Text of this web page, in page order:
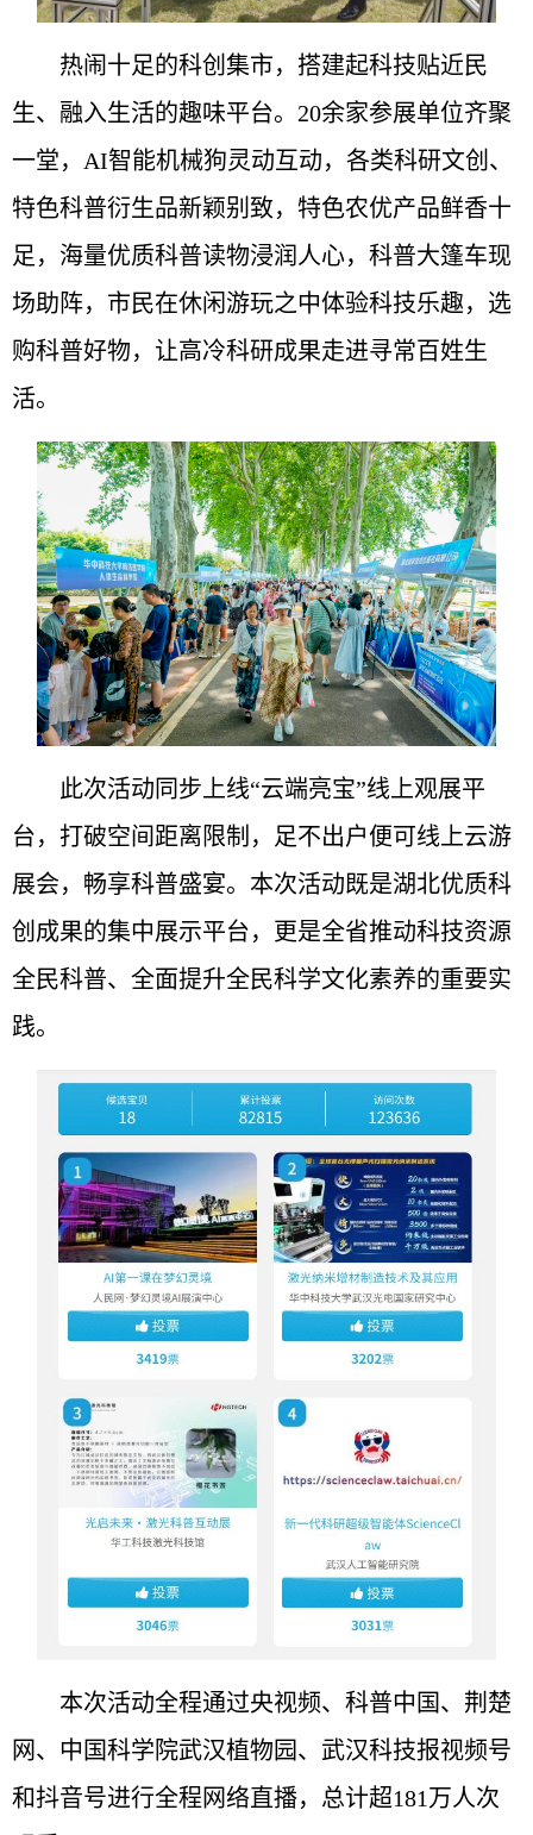
热闹十足的科创集市，搭建起科技贴近民
生、融入生活的趣味平台。20余家参展单位齐聚
一堂，AI智能机械狗灵动互动，各类科研文创、
特色科普衍生品新颖别致，特色农优产品鲜香十
足，海量优质科普读物浸润人心，科普大篷车现
场助阵，市民在休闲游玩之中体验科技乐趣，选
购科普好物，让高冷科研成果走进寻常百姓生
活。
此次活动同步上线“云端亮宝”线上观展平
台，打破空间距离限制，足不出户便可线上云游
展会，畅享科普盛宴。本次活动既是湖北优质科
创成果的集中展示平台，更是全省推动科技资源
全民科普、全面提升全民科学文化素养的重要实
践。
本次活动全程通过央视频、科普中国、荆楚
网、中国科学院武汉植物园、武汉科技报视频号
和抖音号进行全程网络直播，总计超181万人次